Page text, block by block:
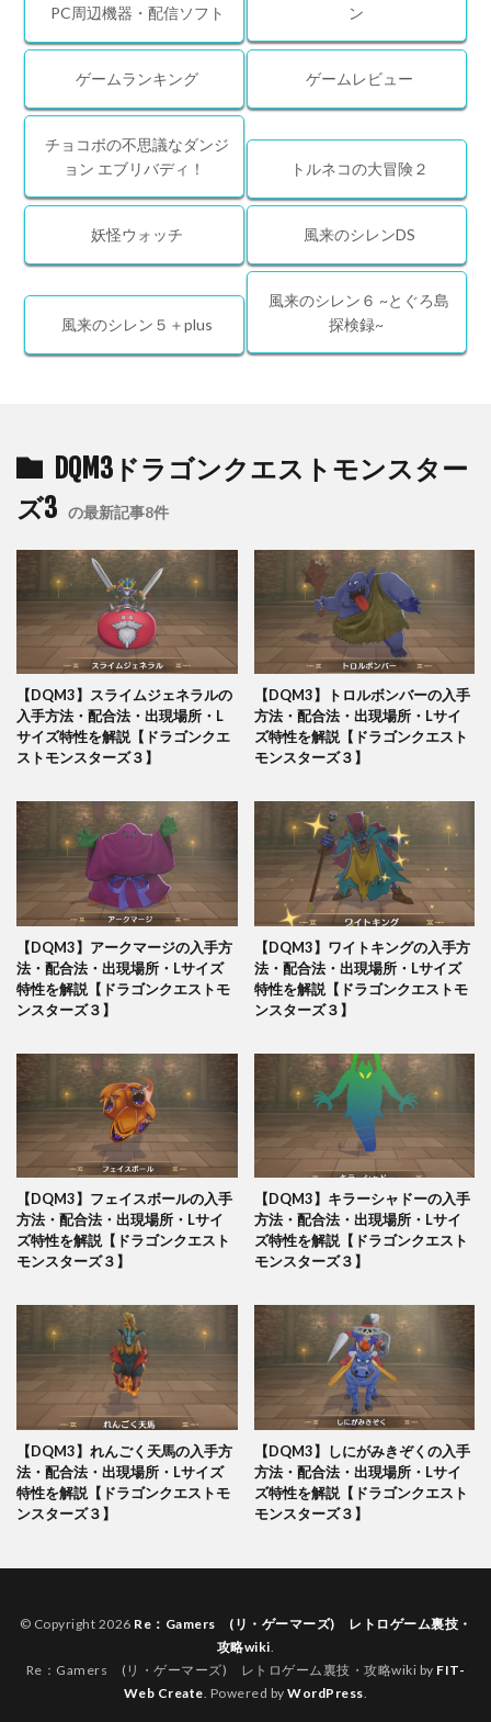
PC周辺機器・配信ソフト
ン
ゲームランキング ゲームレビュー
チョコボの不思議なダンジ
ョン エブリバディ！
トルネコの大冒険２
妖怪ウォッチ 風来のシレンDS
風来のシレン５＋plus
風来のシレン６ ~とぐろ島
探検録~
DQM3ドラゴンクエストモンスター
ズ3 の最新記事8件
【DQM3】スライムジェネラルの
入手方法・配合法・出現場所・L
サイズ特性を解説【ドラゴンクエ
ストモンスターズ３】
【DQM3】トロルボンバーの入手
方法・配合法・出現場所・Lサイ
ズ特性を解説【ドラゴンクエスト
モンスターズ３】
【DQM3】アークマージの入手方
法・配合法・出現場所・Lサイズ
特性を解説【ドラゴンクエストモ
ンスターズ３】
【DQM3】ワイトキングの入手方
法・配合法・出現場所・Lサイズ
特性を解説【ドラゴンクエストモ
ンスターズ３】
【DQM3】フェイスボールの入手
方法・配合法・出現場所・Lサイ
ズ特性を解説【ドラゴンクエスト
モンスターズ３】
【DQM3】キラーシャドーの入手
方法・配合法・出現場所・Lサイ
ズ特性を解説【ドラゴンクエスト
モンスターズ３】
【DQM3】れんごく天馬の入手方
法・配合法・出現場所・Lサイズ
特性を解説【ドラゴンクエストモ
ンスターズ３】
【DQM3】しにがみきぞくの入手
方法・配合法・出現場所・Lサイ
ズ特性を解説【ドラゴンクエスト
モンスターズ３】
© Copyright 2026 Re：Gamers (リ・ゲーマーズ) レトロゲーム裏技・
攻略wiki
Re：Gamers (リ・ゲーマーズ) レトロゲーム裏技・攻略wiki by FIT-
Web Create . Powered byWordPress